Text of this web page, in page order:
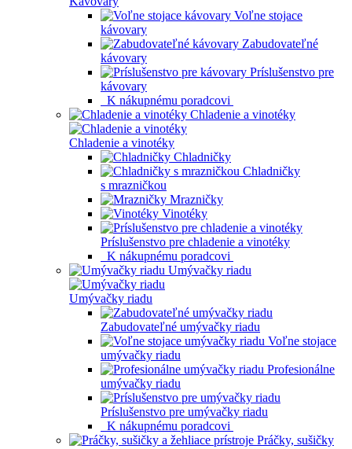
Voľne stojace
kávovary
Zabudovateľné
kávovary
Príslušenstvo pre
kávovary
K nákupnému poradcovi
Chladenie a vinotéky
Chladenie a vinotéky
Chladničky
Chladničky
s mrazničkou
Mrazničky
Vinotéky
Príslušenstvo pre chladenie a vinotéky
K nákupnému poradcovi
Umývačky riadu
Umývačky riadu
Zabudovateľné umývačky riadu
Voľne stojace
umývačky riadu
Profesionálne
umývačky riadu
Príslušenstvo pre umývačky riadu
K nákupnému poradcovi
Práčky, sušičky